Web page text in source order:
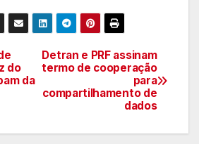
Detran e PRF assinam
termo de cooperação
para
compartilhamento de
dados
do
da